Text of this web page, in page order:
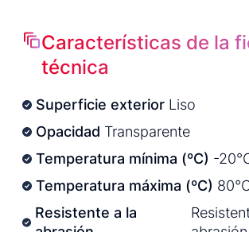
Características de la
técnica
Superficie exterior Liso
Opacidad Transparente
Temperatura mínima (ºC) -
Temperatura máxima (ºC)
Resistente a la